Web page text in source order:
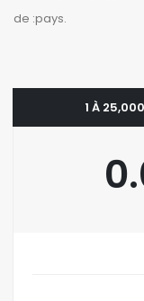
de :pays.
1 À